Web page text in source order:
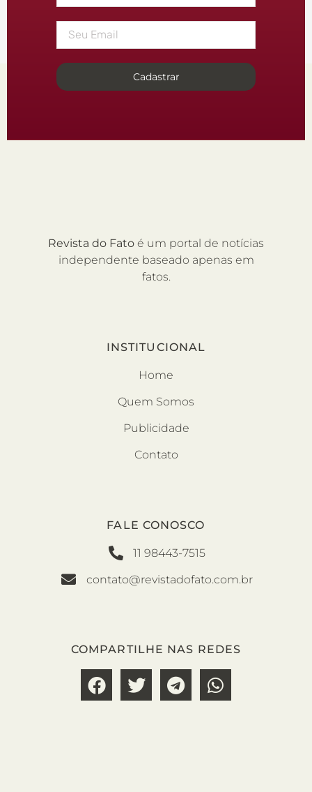
Cadastrar
Revista do Fato é um portal de notícias
independente baseado apenas em
fatos.
INSTITUCIONAL
Home
Quem Somos
Publicidade
Contato
FALE CONOSCO
11 98443-7515
contato@revistadofato.com.br
COMPARTILHE NAS REDES